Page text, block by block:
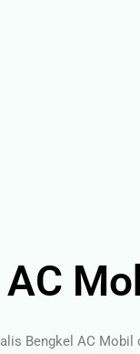
Bengkel AC Mobil